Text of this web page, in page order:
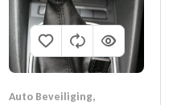
Auto Beveiliging,